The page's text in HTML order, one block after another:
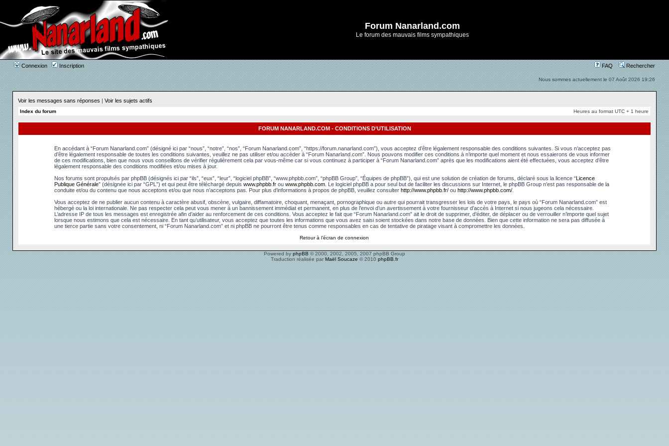
Forum Nanarland.com
Le forum des mauvais films sympathiques
Connexion Inscription FAQ Rechercher
Nous sommes actuellement le 07 Août 2026 19:26
Voir les messages sans réponses | Voir les sujets actifs
Index du forum Heures au format UTC + 1 heure
FORUM NANARLAND.COM - CONDITIONS D’UTILISATION
En accédant à “Forum Nanarland.com” (désigné ici par “nous”, “notre”, “nos”, “Forum Nanarland.com”, “https://forum.nanarland.com”), vous acceptez d’être légalement responsable des conditions suivantes. Si vous n’acceptez pas
d’être légalement responsable de toutes les conditions suivantes, veuillez ne pas utiliser et/ou accéder à “Forum Nanarland.com”. Nous pouvons modifier ces conditions à n’importe quel moment et nous essaierons de vous informer
de ces modifications, bien que nous vous conseillons de vérifier régulièrement cela par vous-même car si vous continuez à participer à “Forum Nanarland.com” après que les modifications aient été effectuées, vous acceptez d’être
légalement responsable des conditions modifiées et/ou mises à jour.
Nos forums sont propulsés par phpBB (désignés ici par “ils”, “eux”, “leur”, “logiciel phpBB”, “www.phpbb.com”, “phpBB Group”, “Équipes de phpBB”), qui est une solution de création de forums, déclaré sous la licence “Licence
Publique Générale” (désignée ici par “GPL”) et qui peut être téléchargé depuis www.phpbb.frou www.phpbb.com. Le logiciel phpBB a pour seul but de faciliter les discussions sur Internet, le phpBB Group n’est pas responsable de la
conduite et/ou du contenu que nous acceptons et/ou que nous n’acceptons pas. Pour plus d’informations à propos de phpBB, veuillez consulter http://www.phpbb.fr/ou http://www.phpbb.com/.
Vous acceptez de ne publier aucun contenu à caractère abusif, obscène, vulgaire, diffamatoire, choquant, menaçant, pornographique ou autre qui pourrait transgresser les lois de votre pays, le pays où “Forum Nanarland.com” est
hébergé ou la loi internationale. Ne pas respecter cela peut vous mener à un bannissement immédiat et permanent, en plus de l’envoi d’un avertissement à votre fournisseur d’accès à Internet si nous jugeons cela nécessaire.
L’adresse IP de tous les messages est enregistrée afin d’aider au renforcement de ces conditions. Vous acceptez le fait que “Forum Nanarland.com” ait le droit de supprimer, d’éditer, de déplacer ou de verrouiller n’importe quel sujet
lorsque nous estimons que cela est nécessaire. En tant qu’utilisateur, vous acceptez que toutes les informations que vous avez saisi soient stockées dans notre base de données. Bien que cette information ne sera pas diffusée à
une tierce partie sans votre consentement, ni “Forum Nanarland.com” et ni phpBB ne pourront être tenus comme responsables en cas de tentative de piratage visant à compromettre les données.
Retour à l’écran de connexion
Powered byphpBB© 2000, 2002, 2005, 2007 phpBB Group
Traduction réalisée parMaël Soucaze© 2010phpBB.fr